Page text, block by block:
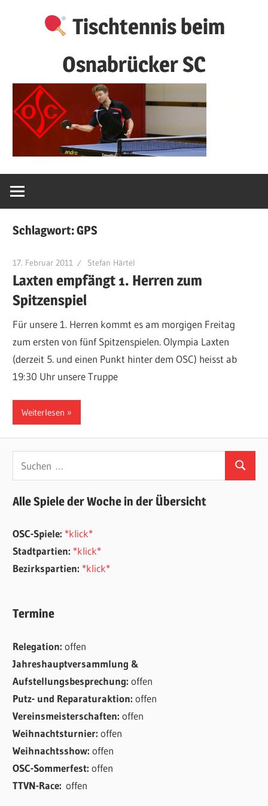
Tischtennis beim
Osnabrücker SC
Schlagwort:GPS
17. Februar 2011 Stefan Härtel
Laxten empfängt 1. Herren zum
Spitzenspiel
Für unsere 1. Herren kommt es am morgigen Freitag
zum ersten von fünf Spitzenspielen. Olympia Laxten
(derzeit 5. und einen Punkt hinter dem OSC) heisst ab
19:30 Uhr unsere Truppe
Weiterlesen
Suchen
Alle Spiele der Woche in der Übersicht
OSC-Spiele: *klick*
Stadtpartien: *klick*
Bezirkspartien: *klick*
Termine
Relegation:offen
Jahreshauptversammlung &
Aufstellungsbesprechung:offen
Putz- und Reparaturaktion:offen
Vereinsmeisterschaften:offen
Weihnachtsturnier:offen
Weihnachtsshow:offen
OSC-Sommerfest:offen
TTVN-Race:offen